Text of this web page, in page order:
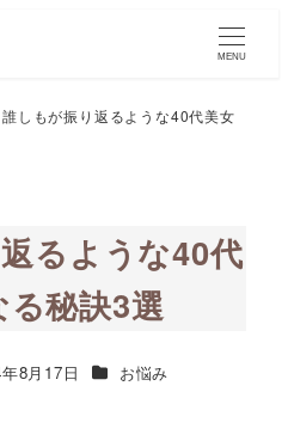
MENU
誰しもが振り返るような40代美女
るような40代
秘訣3選
8月17日 カテゴリー
お悩み